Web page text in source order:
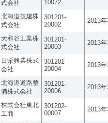
式会社
10072
北海道技建株
式会社
301201-
20002
2013
大和谷工業株
式会社
301201-
20003
2013
日栄興業株式
会社
301201-
20004
2013
北海道道路整
備株式会社
301201-
20006
2013
株式会社東北
工商
301202-
00007
2013